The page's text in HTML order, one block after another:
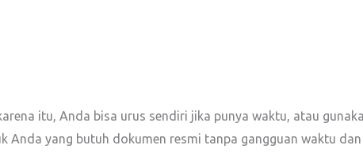
itu, Anda bisa urus sendiri jika punya waktu, atau
Anda yang butuh dokumen resmi tanpa gangguan waktu